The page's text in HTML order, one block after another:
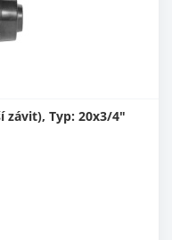
závit), Typ: 20x3/4"